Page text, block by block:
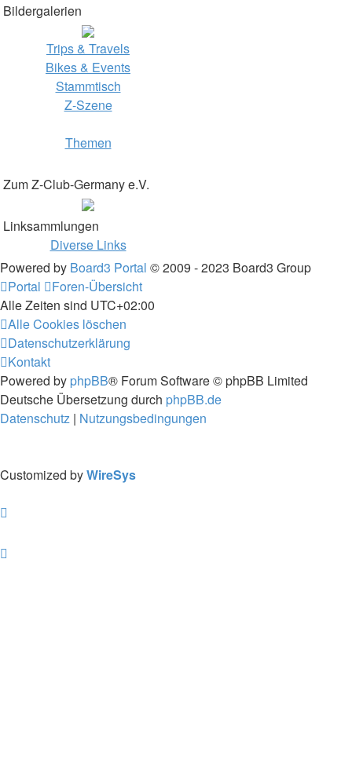
Bildergalerien
Trips & Travels
Bikes & Events
Stammtisch
Z-Szene
Themen
Zum Z-Club-Germany e.V.
Linksammlungen
Diverse Links
Powered by Board3 Portal © 2009 - 2023 Board3 Group
Portal
Foren-Übersicht
Alle Zeiten sind UTC+02:00
Alle Cookies löschen
Datenschutzerklärung
Kontakt
Powered by phpBB® Forum Software © phpBB Limited
Deutsche Übersetzung durch phpBB.de
Datenschutz | Nutzungsbedingungen
Customized byWireSys